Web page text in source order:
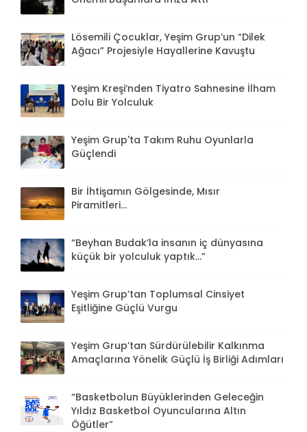
Lösemili Çocuklar, Yeşim Grup’un “Dilek
Ağacı” Projesiyle Hayallerine Kavuştu
Yeşim Kreşi’nden Tiyatro Sahnesine İlham
Dolu Bir Yolculuk
Yeşim Grup'ta Takım Ruhu Oyunlarla
Güçlendi
Bir İhtişamın Gölgesinde, Mısır
Piramitleri...
“Beyhan Budak’la insanın iç dünyasına
küçük bir yolculuk yaptık...”
Yeşim Grup’tan Toplumsal Cinsiyet
Eşitliğine Güçlü Vurgu
Yeşim Grup’tan Sürdürülebilir Kalkınma
Amaçlarına Yönelik Güçlü İş Birliği Adımları
“Basketbolun Büyüklerinden Geleceğin
Yıldız Basketbol Oyuncularına Altın
Öğütler”